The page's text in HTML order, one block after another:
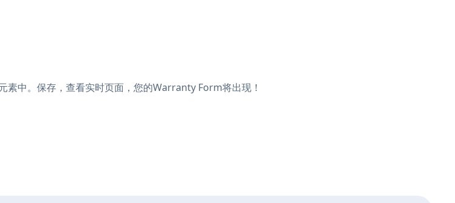
中。保存，查看实时页面，您的Warranty Form将出现！